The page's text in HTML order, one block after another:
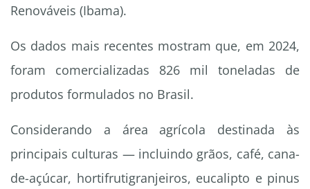
Renováveis (Ibama).
Os dados mais recentes mostram que, em 2024,
foram comercializadas 826 mil toneladas de
produtos formulados no Brasil.
Considerando a área agrícola destinada às
principais culturas — incluindo grãos, café, cana-
de-açúcar, hortifrutigranjeiros, eucalipto e pinus